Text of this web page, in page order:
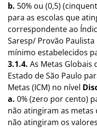
b. 50% ou (0,5)
para as escolas que
correspondente ao
Saresp/ Provão
mínimo estabelecidos
3.1.4. As Metas Globais
Estado de São Paulo
Metas (ICM) no nível
a. 0% (zero por cento)
não atingiram as metas
não atingiram os